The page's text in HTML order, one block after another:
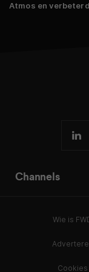
Atmos en
Channels
Wie is
Cookies